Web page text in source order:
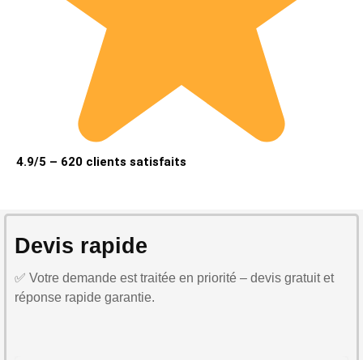
4.9/5 – 620 clients satisfaits
Devis rapide
✅ Votre demande est traitée en priorité – devis gratuit et
réponse rapide garantie.